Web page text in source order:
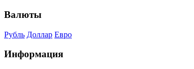
Валюты
Рубль Доллар Евро
Информация